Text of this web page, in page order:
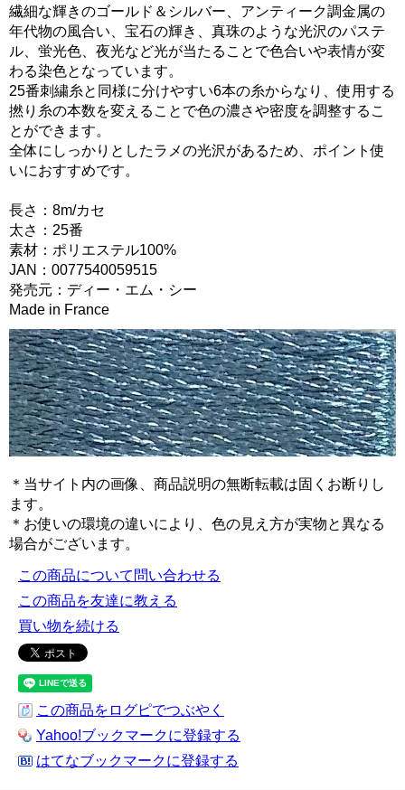
繊細な輝きのゴールド＆シルバー、アンティーク調金属の
年代物の風合い、宝石の輝き、真珠のような光沢のパステ
ル、蛍光色、夜光など光が当たることで色合いや表情が変
わる染色となっています。
25番刺繍糸と同様に分けやすい6本の糸からなり、使用する
撚り糸の本数を変えることで色の濃さや密度を調整するこ
とができます。
全体にしっかりとしたラメの光沢があるため、ポイント使
いにおすすめです。
長さ：8m/カセ
太さ：25番
素材：ポリエステル100%
JAN：0077540059515
発売元：ディー・エム・シー
Made in France
＊当サイト内の画像、商品説明の無断転載は固くお断りし
ます。
＊お使いの環境の違いにより、色の見え方が実物と異なる
場合がございます。
この商品について問い合わせる
この商品を友達に教える
買い物を続ける
この商品をログピでつぶやく
Yahoo!ブックマークに登録する
はてなブックマークに登録する